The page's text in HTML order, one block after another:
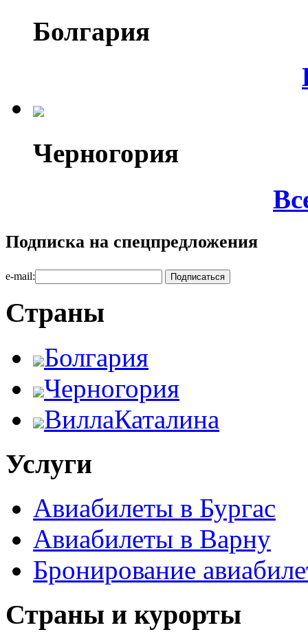
Болгария
Черногория
Подписка на спецпредложения
e-mail:
Страны
Болгария
Черногория
ВиллаКаталина
Услуги
Авиабилеты в Бургас
Авиабилеты в Варну
Бронирование
Страны и курорты